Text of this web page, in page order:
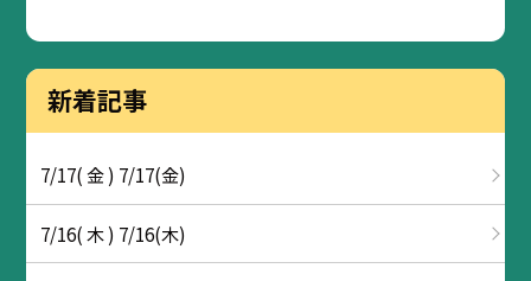
新着記事
7/17( 金 ) 7/17(金)
7/16( 木 ) 7/16(木)